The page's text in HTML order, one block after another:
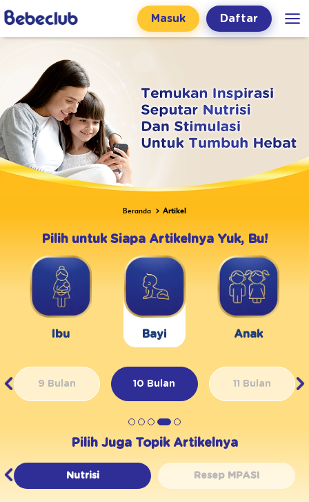
Masuk Daftar
Beranda Artikel
Pilih untuk Siapa Artikelnya Yuk, Bu!
Ibu Bayi Anak
9 Bulan 10 Bulan 11 Bulan
Pilih Juga Topik Artikelnya
Nutrisi Resep MPASI